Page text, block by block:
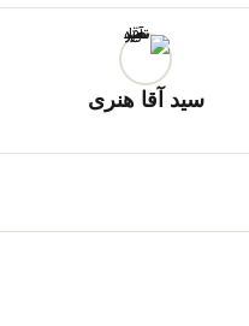
سید آقا هنری